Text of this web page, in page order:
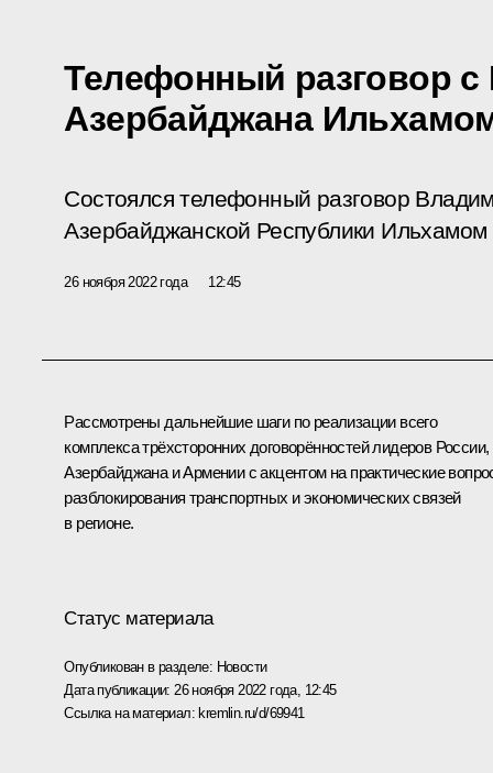
Телефонный разговор с
Азербайджана
Состоялся телефонный разговор
Азербайджанской Республики
26 ноября 2022 года 12:45
Рассмотрены дальнейшие шаги по реализации всего
комплекса трёхсторонних договорённостей лидеров России,
Азербайджана и Армении с акцентом на практические
разблокирования транспортных и экономических связей
в регионе.
Статус материала
Опубликован в разделе: Новости
Дата публикации: 26 ноября 2022 года, 12:45
Ссылка на материал: kremlin.ru/d/69941